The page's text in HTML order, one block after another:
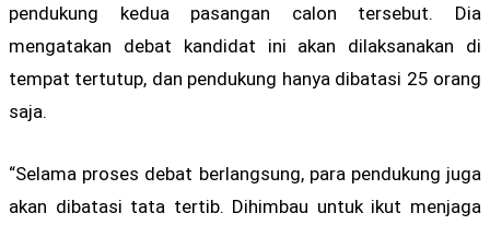
pendukung kedua pasangan calon tersebut. Dia
mengatakan debat kandidat ini akan dilaksanakan di
tempat tertutup, dan pendukung hanya dibatasi 25 orang
saja.
“Selama proses debat berlangsung, para pendukung juga
akan dibatasi tata tertib. Dihimbau untuk ikut menjaga